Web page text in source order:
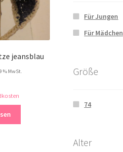
jeansblau
% MwSt.
Für Jungen
Für Mädchen
Größe
74
Alter